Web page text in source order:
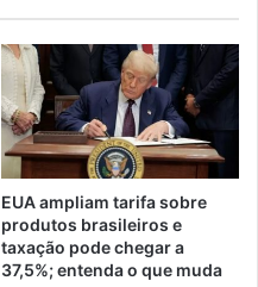
EUA ampliam tarifa sobre
produtos brasileiros e
taxação pode chegar a
37,5%; entenda o que muda